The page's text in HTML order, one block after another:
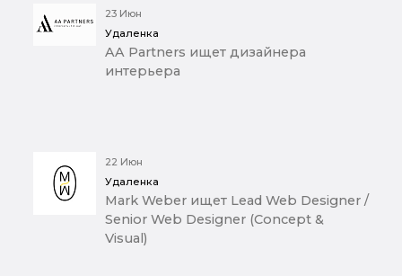
23 Июн
Удаленка
AA Partners ищет дизайнера
интерьера
22 Июн
Удаленка
Mark Weber ищет Lead Web Designer /
Senior Web Designer (Concept &
Visual)